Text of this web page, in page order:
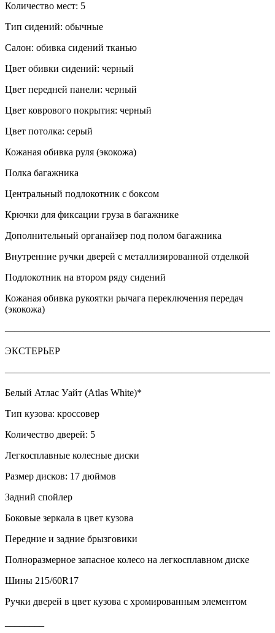
Количество мест: 5
Тип сидений: обычные
Салон: обивка сидений тканью
Цвет обивки сидений: черный
Цвет передней панели: черный
Цвет коврового покрытия: черный
Цвет потолка: серый
Кожаная обивка руля (экокожа)
Полка багажника
Центральный подлокотник с боксом
Крючки для фиксации груза в багажнике
Дополнительный органайзер под полом багажника
Внутренние ручки дверей с металлизированной отделкой
Подлокотник на втором ряду сидений
Кожаная обивка рукоятки рычага переключения передач
(экокожа)
———————————————————————————
ЭКСТЕРЬЕР
———————————————————————————
Белый Атлас Уайт (Atlas White)*
Тип кузова: кроссовер
Количество дверей: 5
Легкосплавные колесные диски
Размер дисков: 17 дюймов
Задний спойлер
Боковые зеркала в цвет кузова
Передние и задние брызговики
Полноразмерное запасное колесо на легкосплавном диске
Шины 215/60R17
Ручки дверей в цвет кузова с хромированным элементом